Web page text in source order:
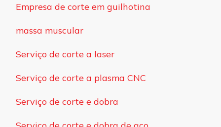
Empresa de corte em guilhotina
massa muscular
Serviço de corte a laser
Serviço de corte a plasma CNC
Serviço de corte e dobra